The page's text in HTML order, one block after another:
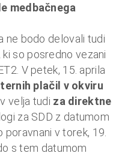
k
m
u
n
a
l
o
i
n
medbačnega
ne bodo delovali tudi
so posredno vezani
V petek, 15. aprila
plačil v okviru
velja tudi za direktne
za SDD z datumom
v torek, 19.
s tem datumom